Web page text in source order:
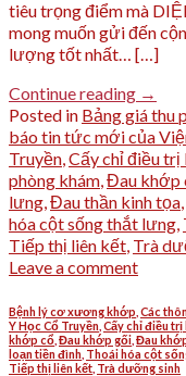
tiêu trọng điểm mà
mong muốn gửi đến
lượng tốt nhất… […]
Continue reading →
Posted in Bảng giá thu
báo tin tức mới của
Truyền,Cấy chỉ điều trị
phòng khám,Đau khớp
lưng,Đau thần kinh tọa,
hóa cột sống thắt lưng,
Tiếp thị liên kết, Trà
Leave a comment
Bệnh lý cơ xương khớp Các
Y Học Cổ Truyền Cấy chỉ điều trị
khớp cổ Đau khớp gối Đau
loạn tiền đình Thoái hóa cột
Tiếp thị liên kết Trà dưỡng sinh